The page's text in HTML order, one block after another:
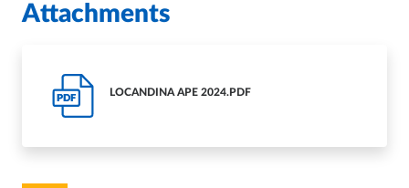
Attachments
PDF
LOCANDINA APE 2024.PDF